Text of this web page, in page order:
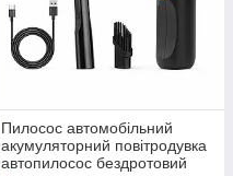
Пилосос автомобільний
акумуляторний повітродувка
автопилосос бездротовий